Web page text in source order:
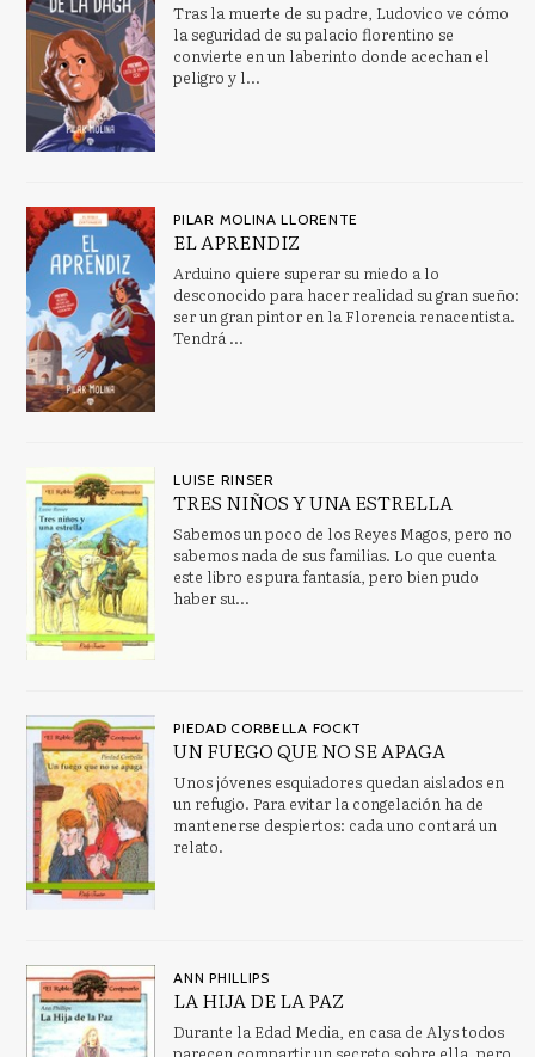
Tras la muerte de su padre, Ludovico ve cómo
la seguridad de su palacio florentino se
convierte en un laberinto donde acechan el
peligro y l...
PILAR MOLINA LLORENTE
EL APRENDIZ
Arduino quiere superar su miedo a lo
desconocido para hacer realidad su gran sueño:
ser un gran pintor en la Florencia renacentista.
Tendrá ...
LUISE RINSER
TRES NIÑOS Y UNA ESTRELLA
Sabemos un poco de los Reyes Magos, pero no
sabemos nada de sus familias. Lo que cuenta
este libro es pura fantasía, pero bien pudo
haber su...
PIEDAD CORBELLA FOCKT
UN FUEGO QUE NO SE APAGA
Unos jóvenes esquiadores quedan aislados en
un refugio. Para evitar la congelación ha de
mantenerse despiertos: cada uno contará un
relato.
ANN PHILLIPS
LA HIJA DE LA PAZ
Durante la Edad Media, en casa de Alys todos